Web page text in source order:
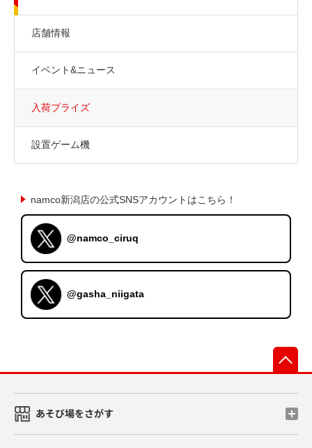
店舗情報
イベント&ニュース
入荷プライズ
設置ゲーム機
namco新潟店の公式SNSアカウントはこちら！
@namco_ciruq
@gasha_niigata
あそび場をさがす